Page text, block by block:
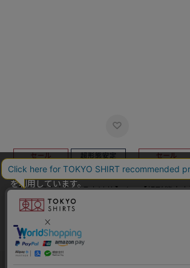
BRICK HOUSE
【超形態安定】【吸水速乾】ク
レリック ボタンダウン 長袖 形
態安定 ワイシャツ
￥5,489￥4,389
BRICK HOUSE
【超形態安
当社のウェブサイトでは、お客様の利便性向
を利用しています。
本ウェブサイトをこのままご利用になる場合、
同意いただいたものとみなします。
クッキーを通じて収集する情報には、「お客様
情報」は一切含まれておりません。詳細は
ク
確認ください。